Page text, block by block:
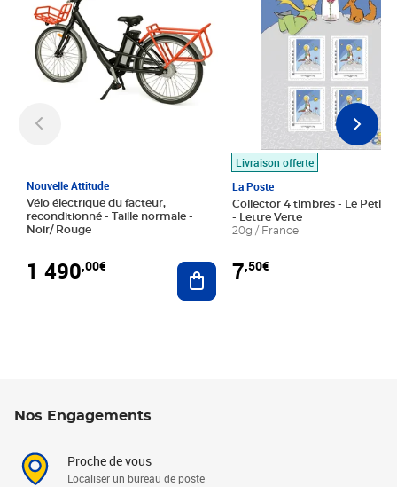
Nouvelle Attitude
Vélo électrique du facteur,
reconditionné - Taille normale -
Noir/ Rouge
1 490,00€ Ajouter au panier
Livraison offerte
La Poste
Collector 4 timbres - Le Petit
- Lettre Verte
20g / France
7,50€
Nos Engagements
Proche de vous
Localiser un bureau de poste